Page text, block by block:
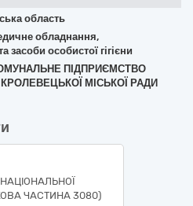
область
обладнання,
особистої гігієни
КОМУНАЛЬНЕ ПІДПРИЄМСТВО
МІСЬКОЇ РАДИ
ЧАСТИНА 3080)